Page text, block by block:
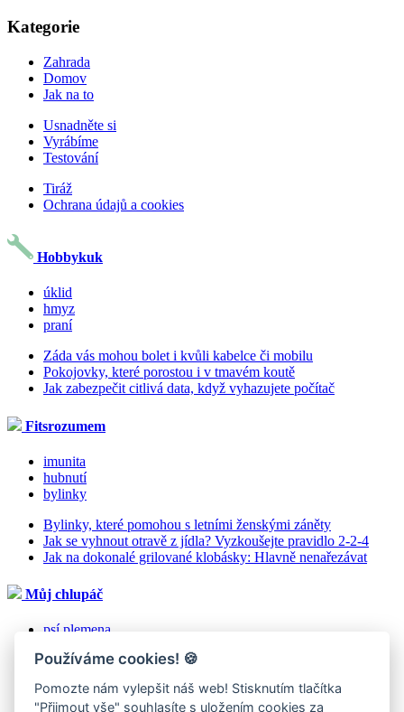
Kategorie
Zahrada
Domov
Jak na to
Usnadněte si
Vyrábíme
Testování
Tiráž
Ochrana údajů a cookies
Hobbykuk
úklid
hmyz
praní
Záda vás mohou bolet i kvůli kabelce či mobilu
Pokojovky, které porostou i v tmavém koutě
Jak zabezpečit citlivá data, když vyhazujete počítač
Fitsrozumem
imunita
hubnutí
bylinky
Bylinky, které pomohou s letními ženskými záněty
Jak se vyhnout otravě z jídla? Vyzkoušejte pravidlo 2-2-4
Jak na dokonalé grilované klobásky: Hlavně nenařezávat
Můj chlupáč
psí plemena
Zima za dveřmi: Jak ji usnadnit zvířátkům nejen v lese
Korat je bystrá kočička, co se ráda učí nové kousky
Používáme cookies! 🍪
Pomozte nám vylepšit náš web! Stisknutím tlačítka
"Přijmout vše" souhlasíte s uložením cookies za